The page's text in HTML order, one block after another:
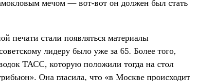
мечом — вот-вот он должен был стать
печати стали появляться материалы
лидеру было уже за 65. Более того,
ТАСС, которую положили тогда на стол
Она гласила, что «в Москве происходит